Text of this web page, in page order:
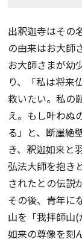
出釈迦寺はその
の由来はお大師
お大師さまが幼
り、「私は将来
救いたい。私の
え。もし叶わぬ
る」と、断崖絶
き、釈迦如来と
弘法大師を抱き
されたとの伝説
その後、青年に
山を「我拝師山
如来の尊像を刻